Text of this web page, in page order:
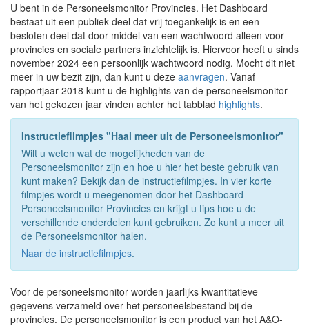
U bent in de Personeelsmonitor Provincies. Het Dashboard
bestaat uit een publiek deel dat vrij toegankelijk is en een
besloten deel dat door middel van een wachtwoord alleen voor
provincies en sociale partners inzichtelijk is. Hiervoor heeft u sinds
november 2024 een persoonlijk wachtwoord nodig. Mocht dit niet
meer in uw bezit zijn, dan kunt u deze aanvragen. Vanaf
rapportjaar 2018 kunt u de highlights van de personeelsmonitor
van het gekozen jaar vinden achter het tabblad highlights.
Instructiefilmpjes "Haal meer uit de Personeelsmonitor"
Wilt u weten wat de mogelijkheden van de
Personeelsmonitor zijn en hoe u hier het beste gebruik van
kunt maken? Bekijk dan de instructiefilmpjes. In vier korte
filmpjes wordt u meegenomen door het Dashboard
Personeelsmonitor Provincies en krijgt u tips hoe u de
verschillende onderdelen kunt gebruiken. Zo kunt u meer uit
de Personeelsmonitor halen.
Naar de instructiefilmpjes.
Voor de personeelsmonitor worden jaarlijks kwantitatieve
gegevens verzameld over het personeelsbestand bij de
provincies. De personeelsmonitor is een product van het A&O-